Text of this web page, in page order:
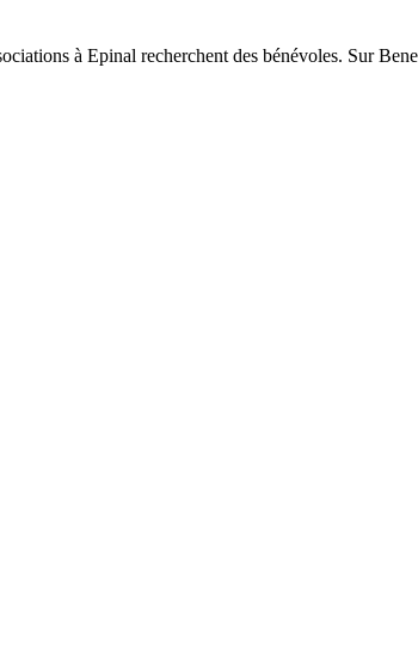
à Epinal recherchent des bénévoles. Sur